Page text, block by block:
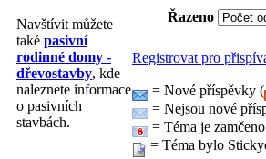
Navštívit můžete
také pasivní
rodinné domy -
dřevostavby, kde
naleznete informace
o pasivních
stavbách.
Řazeno
Registrovat pro
= Nové příspěvky (
= Nejsou nové
= Téma je zamčeno
= Téma bylo